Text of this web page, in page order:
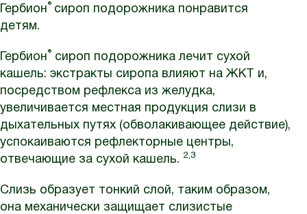
Гербион® сироп подорожника понравится
детям.
Гербион® сироп подорожника лечит сухой
кашель: экстракты сиропа влияют на ЖКТ и,
посредством рефлекса из желудка,
увеличивается местная продукция слизи в
дыхательных путях (обволакивающее действие),
успокаиваются рефлекторные центры,
отвечающие за сухой кашель. 2,3
Слизь образует тонкий слой, таким образом,
она механически защищает слизистые